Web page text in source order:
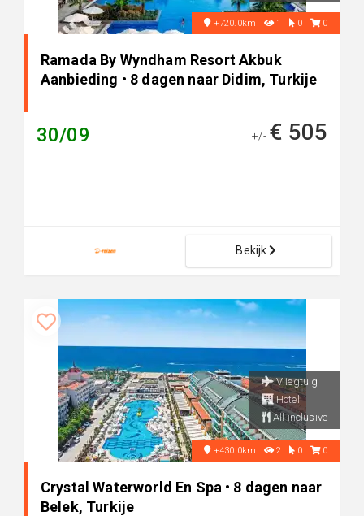
+720.0km 1 0 0
Ramada By Wyndham Resort Akbuk
Aanbieding • 8 dagen naar Didim, Turkije
30/09 +/- € 505
Bekijk
Vliegtuig
Hotel
All inclusive
+430.0km 2 0 0
Crystal Waterworld En Spa • 8 dagen naar
Belek, Turkije